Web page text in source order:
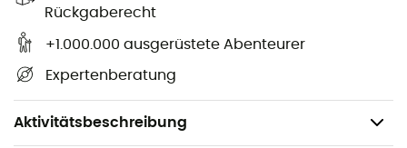
Rückgaberecht
+1.000.000 ausgerüstete Abenteurer
Expertenberatung
Aktivitätsbeschreibung
Die Daunen in diesem Produkt sind Responsible
Down Standard, zertifiziert von IDFL (TE-99972454).
Dieses Produkt enthält mindestens 50 % recycelte
Fasern gemäß dem Claim Standard, zertifiziert von
IDFL (TE-99972454).